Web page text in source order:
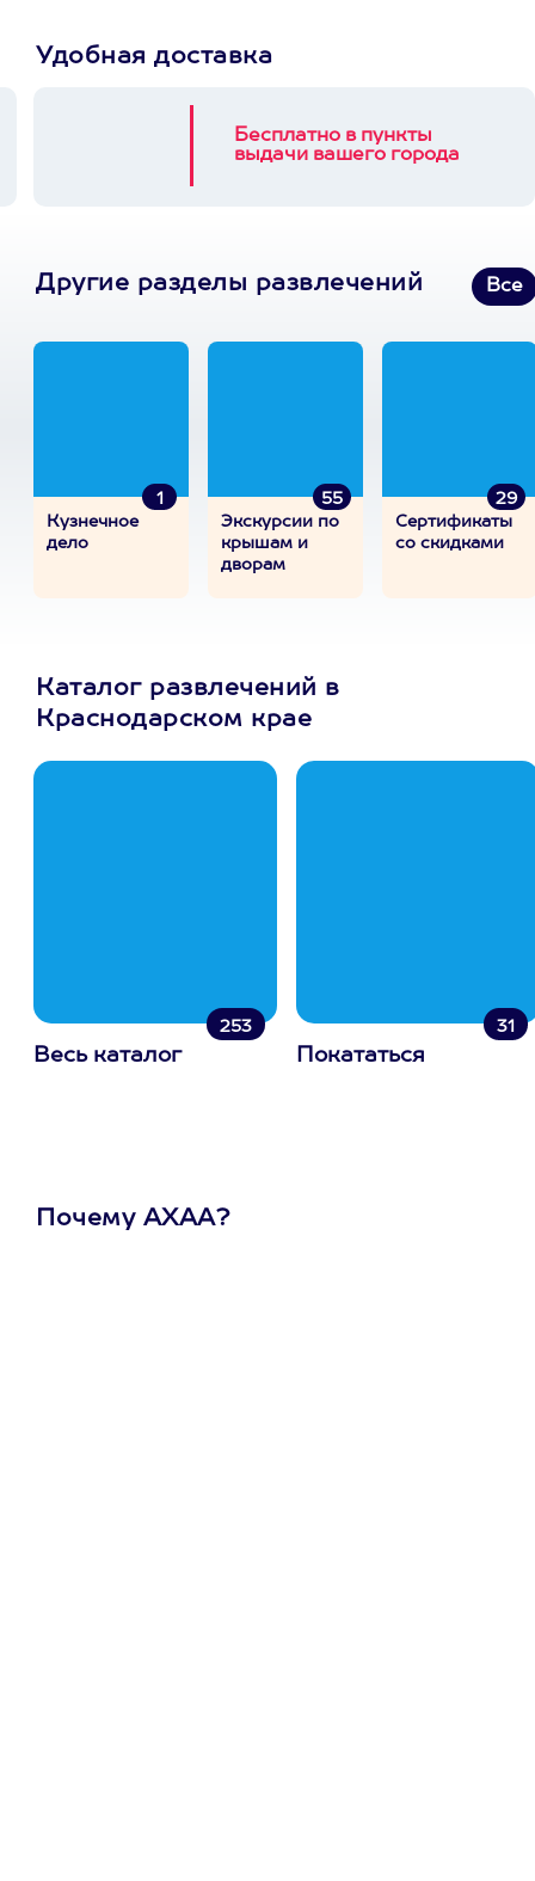
Удобная доставка
Бесплатно в пункты
выдачи вашего города
Другие разделы развлечений Все
1
Кузнечное
дело
55
Экскурсии по
крышам и
дворам
29
Сертификаты
со скидками
Каталог развлечений в
Краснодарском крае
253
Весь каталог
31
Покататься
Почему АХАА?